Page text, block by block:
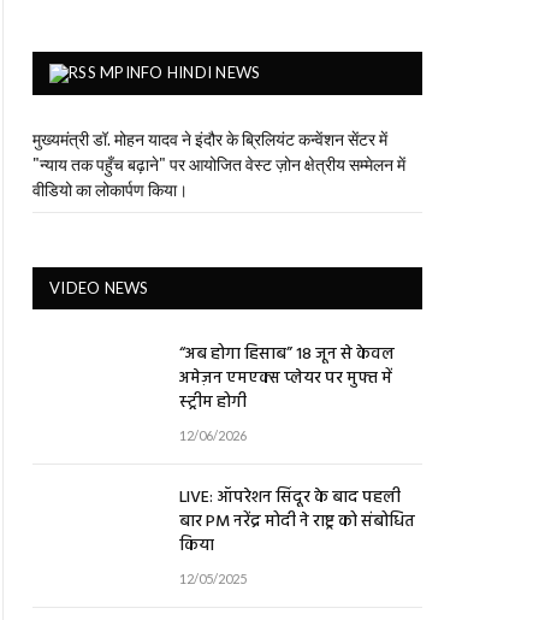
MPINFO HINDI NEWS
मुख्यमंत्री डॉ. मोहन यादव ने इंदौर के ब्रिलियंट कन्वेंशन सेंटर में
"न्याय तक पहुँच बढ़ाने" पर आयोजित वेस्ट ज़ोन क्षेत्रीय सम्मेलन में
वीडियो का लोकार्पण किया।
VIDEO NEWS
“अब होगा हिसाब” 18 जून से केवल
अमेज़न एमएक्स प्लेयर पर मुफ्त में
स्ट्रीम होगी
12/06/2026
LIVE: ऑपरेशन सिंदूर के बाद पहली
बार PM नरेंद्र मोदी ने राष्ट्र को संबोधित
किया
12/05/2025